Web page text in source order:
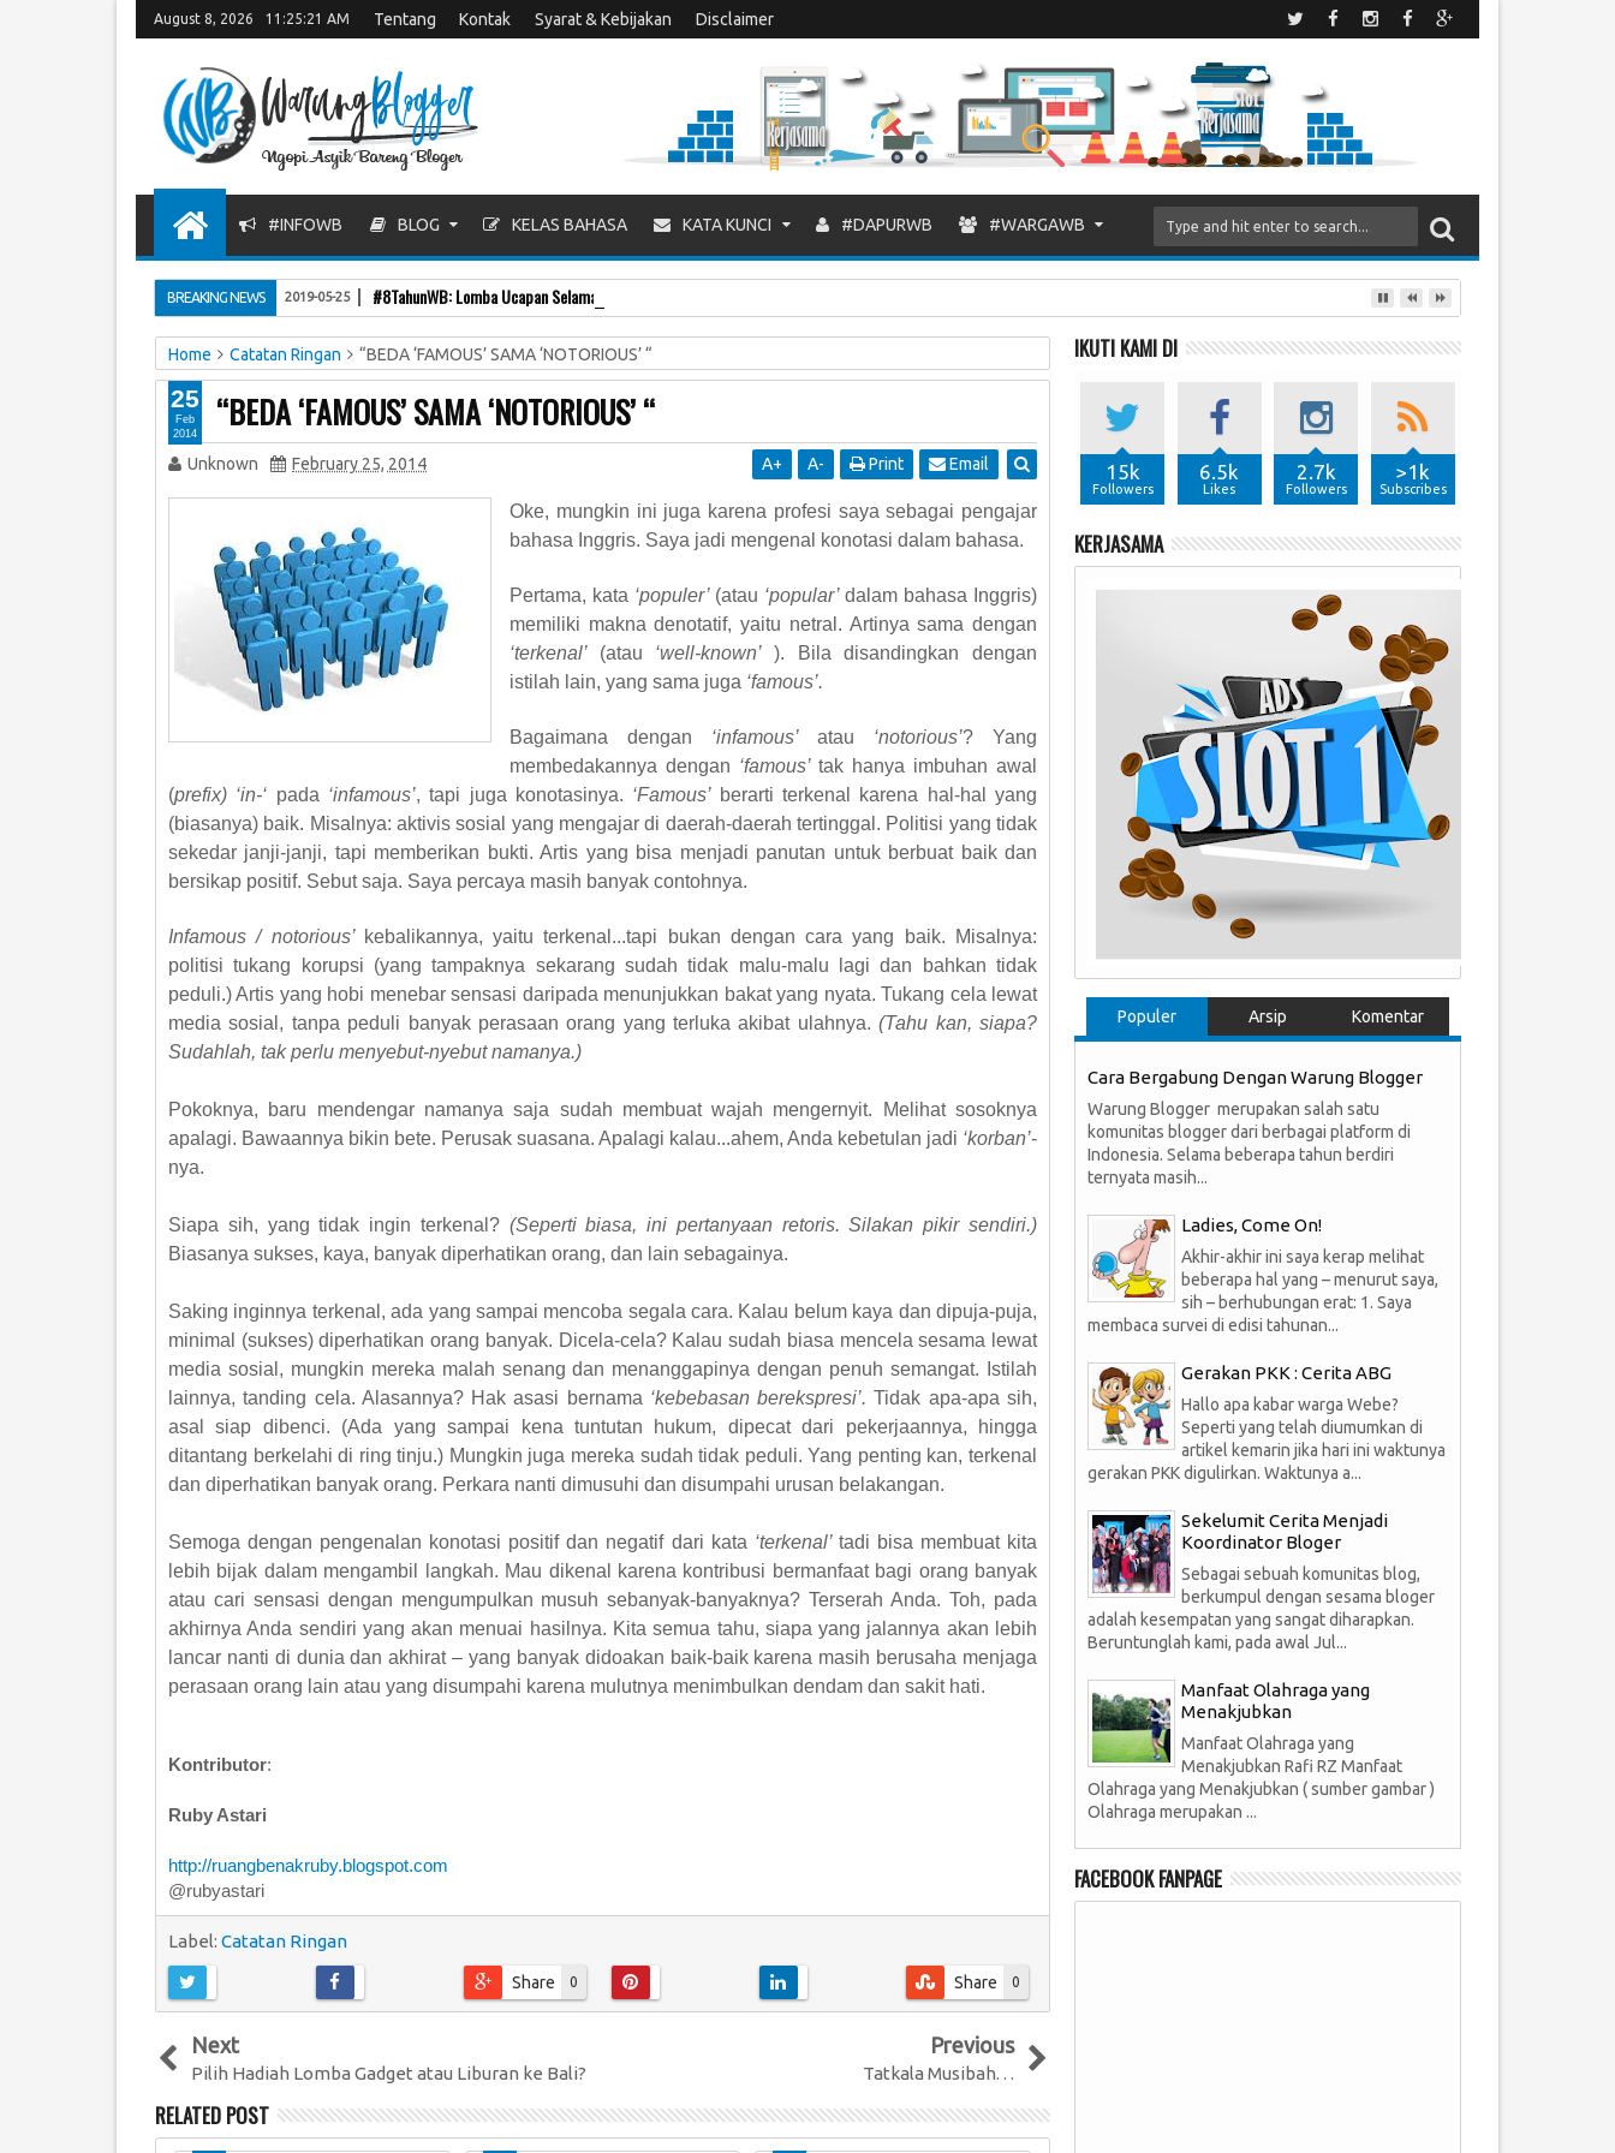
August 8, 2026 11:25:22 AM Tentang Kontak Syarat & Kebijakan Disclaimer
#INFOWB BLOG KELAS BAHASA KATA KUNCI #DAPURWB #WARGAWB
BREAKING NEWS #8TahunWB: Lomba Ucapan Selamat Ulang Tahun ke-8 Warung Blogger
2019-05-25
Home Catatan Ringan “BEDA ‘FAMOUS’ SAMA ‘NOTORIOUS’ “
“BEDA ‘FAMOUS’ SAMA ‘NOTORIOUS’ “
Unknown February 25, 2014 A+ A- Print Email
Oke, mungkin ini juga karena profesi saya sebagai pengajar
bahasa Inggris. Saya jadi mengenal konotasi dalam bahasa.
Pertama, kata ‘populer’ (atau ‘popular’ dalam bahasa Inggris)
memiliki makna denotatif, yaitu netral. Artinya sama dengan
‘terkenal’ (atau ‘well-known’). Bila disandingkan dengan
istilah lain, yang sama juga ‘famous’.
Bagaimana dengan ‘infamous’ atau ‘notorious’? Yang
membedakannya dengan ‘famous’ tak hanya imbuhan awal
(prefix) ‘in-‘ pada ‘infamous’, tapi juga konotasinya. ‘Famous’ berarti terkenal karena hal-hal yang
(biasanya) baik. Misalnya: aktivis sosial yang mengajar di daerah-daerah tertinggal. Politisi yang tidak
sekedar janji-janji, tapi memberikan bukti. Artis yang bisa menjadi panutan untuk berbuat baik dan
bersikap positif. Sebut saja. Saya percaya masih banyak contohnya.
Infamous / notorious’ kebalikannya, yaitu terkenal...tapi bukan dengan cara yang baik. Misalnya:
politisi tukang korupsi (yang tampaknya sekarang sudah tidak malu-malu lagi dan bahkan tidak
peduli.) Artis yang hobi menebar sensasi daripada menunjukkan bakat yang nyata. Tukang cela lewat
media sosial, tanpa peduli banyak perasaan orang yang terluka akibat ulahnya.(Tahu kan, siapa?
Sudahlah, tak perlu menyebut-nyebut namanya.)
Pokoknya, baru mendengar namanya saja sudah membuat wajah mengernyit. Melihat sosoknya
apalagi. Bawaannya bikin bete. Perusak suasana. Apalagi kalau...ahem, Anda kebetulan jadi ‘korban’-
nya.
Siapa sih, yang tidak ingin terkenal? (Seperti biasa, ini pertanyaan retoris. Silakan pikir sendiri.)
Biasanya sukses, kaya, banyak diperhatikan orang, dan lain sebagainya.
Saking inginnya terkenal, ada yang sampai mencoba segala cara. Kalau belum kaya dan dipuja-puja,
minimal (sukses) diperhatikan orang banyak. Dicela-cela? Kalau sudah biasa mencela sesama lewat
media sosial, mungkin mereka malah senang dan menanggapinya dengan penuh semangat. Istilah
lainnya, tanding cela. Alasannya? Hak asasi bernama ‘kebebasan berekspresi’. Tidak apa-apa sih,
asal siap dibenci. (Ada yang sampai kena tuntutan hukum, dipecat dari pekerjaannya, hingga
ditantang berkelahi di ring tinju.) Mungkin juga mereka sudah tidak peduli. Yang penting kan, terkenal
dan diperhatikan banyak orang. Perkara nanti dimusuhi dan disumpahi urusan belakangan.
Semoga dengan pengenalan konotasi positif dan negatif dari kata ‘terkenal’ tadi bisa membuat kita
lebih bijak dalam mengambil langkah. Mau dikenal karena kontribusi bermanfaat bagi orang banyak
atau cari sensasi dengan mengumpulkan musuh sebanyak-banyaknya? Terserah Anda. Toh, pada
akhirnya Anda sendiri yang akan menuai hasilnya. Kita semua tahu, siapa yang jalannya akan lebih
lancar nanti di dunia dan akhirat – yang banyak didoakan baik-baik karena masih berusaha menjaga
perasaan orang lain atau yang disumpahi karena mulutnya menimbulkan dendam dan sakit hati.
Kontributor:
Ruby Astari
http://ruangbenakruby.blogspot.com
@rubyastari
Label: Catatan Ringan
0
Share 0
Share
25
Feb
2014
Next
Pilih Hadiah Lomba Gadget atau Liburan ke Bali?
Previous
Tatkala Musibah. . .
RELATED POST
IKUTI KAMI DI
15k
Followers
6.5k
Likes
2.7k
Followers
>1k
Subscribes
KERJASAMA
Populer Arsip Komentar
Cara Bergabung Dengan Warung Blogger
Warung Blogger merupakan salah satu
komunitas blogger dari berbagai platform di
Indonesia. Selama beberapa tahun berdiri
ternyata masih...
Ladies, Come On!
Akhir-akhir ini saya kerap melihat
beberapa hal yang – menurut saya,
sih – berhubungan erat: 1. Saya
membaca survei di edisi tahunan...
Gerakan PKK : Cerita ABG
Hallo apa kabar warga Webe?
Seperti yang telah diumumkan di
artikel kemarin jika hari ini waktunya
gerakan PKK digulirkan. Waktunya a...
Sekelumit Cerita Menjadi
Koordinator Bloger
Sebagai sebuah komunitas blog,
berkumpul dengan sesama bloger
adalah kesempatan yang sangat diharapkan.
Beruntunglah kami, pada awal Jul...
Manfaat Olahraga yang
Menakjubkan
Manfaat Olahraga yang
Menakjubkan Rafi RZ Manfaat
Olahraga yang Menakjubkan ( sumber gambar )
Olahraga merupakan ...
FACEBOOK FANPAGE